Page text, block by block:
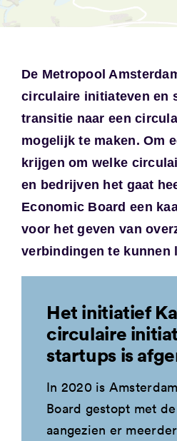
De Metropool
circulaire initiateven en
transitie naar een
mogelijk te maken. Om
krijgen om welke
en bedrijven het gaat
Economic Board een
voor het geven van
verbindingen te kunnen
Het initiatief
circulaire
startups is
In 2020 is
Board gestopt met
aangezien er